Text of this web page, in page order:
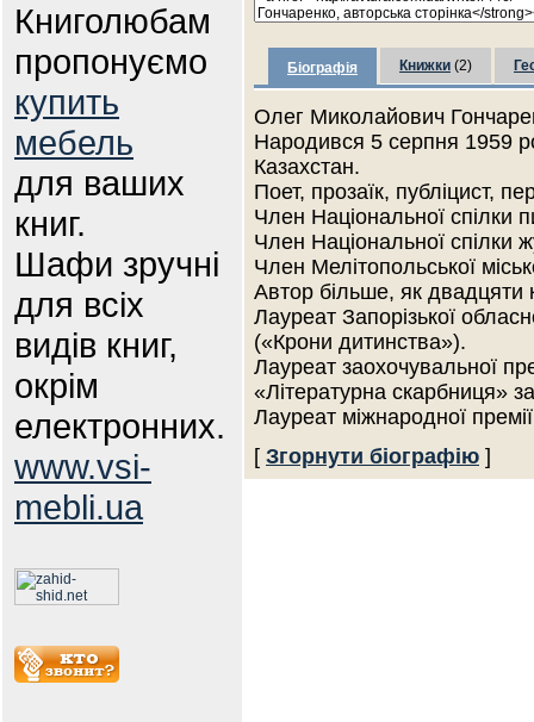
Книголюбам
пропонуємо
купить
мебель
для ваших
книг.
Шафи зручні
для всіх
видів книг,
окрім
електронних.
www.vsi-
mebli.ua
Біографія Книжки (2)
Олег Миколайович
Народився 5 серпня 1959
Казахстан.
Поет, прозаїк, публіцист,
Член Національної спілки
Член Національної спілки
Член Мелітопольської
Автор більше, як двадцяти
Лауреат Запорізької
(«Крони дитинства»).
Лауреат заохочувальної
«Літературна скарбниця»
Лауреат міжнародної
[ Згорнути біографію ]